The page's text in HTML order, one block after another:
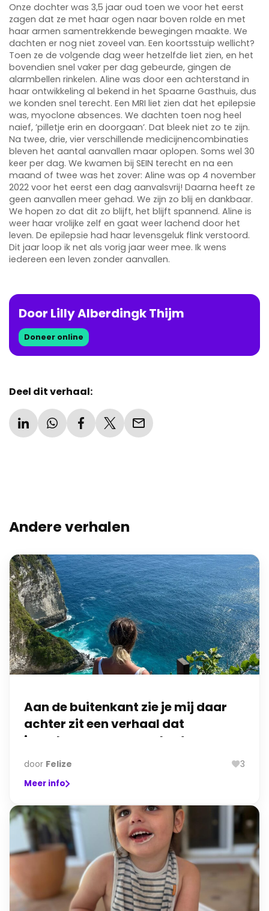
Onze dochter was 3,5 jaar oud toen we voor het eerst
zagen dat ze met haar ogen naar boven rolde en met
haar armen samentrekkende bewegingen maakte. We
dachten er nog niet zoveel van. Een koortsstuip wellicht?
Toen ze de volgende dag weer hetzelfde liet zien, en het
bovendien snel vaker per dag gebeurde, gingen de
alarmbellen rinkelen. Aline was door een achterstand in
haar ontwikkeling al bekend in het Spaarne Gasthuis, dus
we konden snel terecht. Een MRI liet zien dat het epilepsie
was, myoclone absences. We dachten toen nog heel
naief, ’pilletje erin en doorgaan’. Dat bleek niet zo te zijn.
Na twee, drie, vier verschillende medicijnencombinaties
bleven het aantal aanvallen maar oplopen. Soms wel 30
keer per dag. We kwamen bij SEIN terecht en na een
maand of twee was het zover: Aline was op 4 november
2022 voor het eerst een dag aanvalsvrij! Daarna heeft ze
geen aanvallen meer gehad. We zijn zo blij en dankbaar.
We hopen zo dat dit zo blijft, het blijft spannend. Aline is
weer haar vrolijke zelf en gaat weer lachend door het
leven. De epilepsie had haar levensgeluk flink verstoord.
Dit jaar loop ik net als vorig jaar weer mee. Ik wens
iedereen een leven zonder aanvallen.
Door LillyAlberdingkThijm
Doneer online
Deel dit verhaal:
Andere verhalen
Aan de buitenkant zie je mij daar
achter zit een verhaal dat
jarenlang geen naam had.
door Felize 3
Meer info